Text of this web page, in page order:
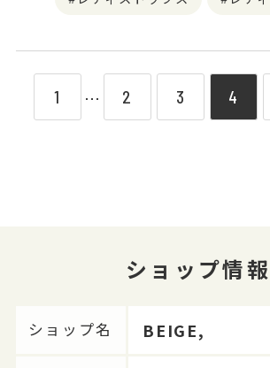
1 ⋯ 2 3 4
ショップ情報
ショップ名 BEIGE,